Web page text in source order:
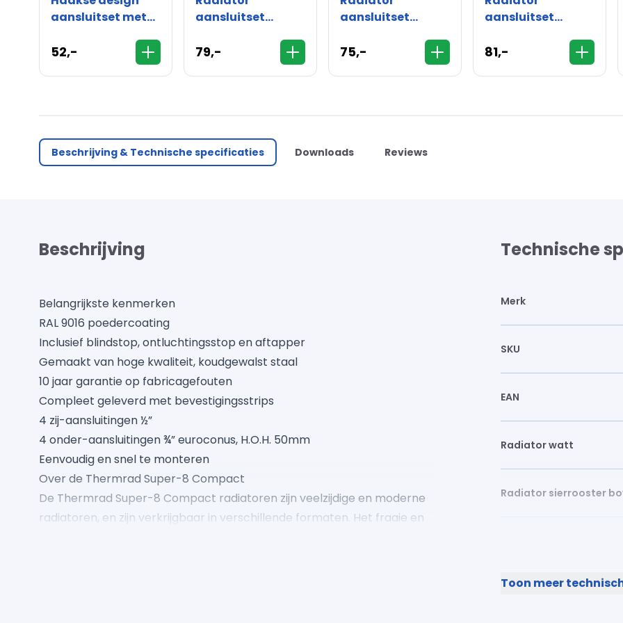
aansluitset met
- 16mm
52,-
aansluitset
haaks - 15mm
79,-
aansluitset
recht - 16mm
75,-
aansluitset
recht - 15mm
81,-
Beschrijving & Technische specificaties Downloads Reviews
Beschrijving
Belangrijkste kenmerken
RAL 9016 poedercoating
Inclusief blindstop, ontluchtingsstop en aftapper
Gemaakt van hoge kwaliteit, koudgewalst staal
10 jaar garantie op fabricagefouten
Compleet geleverd met bevestigingsstrips
4 zij-aansluitingen ½”
4 onder-aansluitingen ¾” euroconus, H.O.H. 50mm
Eenvoudig en snel te monteren
Over de Thermrad Super-8 Compact
De Thermrad Super-8 Compact radiatoren zijn veelzijdige en moderne
radiatoren, en zijn verkrijgbaar in verschillende formaten. Het fraaie en
Technische
Merk
SKU
EAN
Radiator watt
Radiator sierrooster
Hoogte (mm)
Toon meer